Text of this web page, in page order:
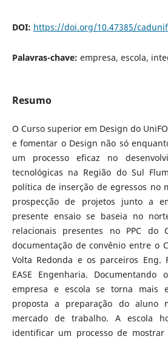
DOI: https://doi.org/10.47385/
Palavras-chave: empresa, escola,
Resumo
O Curso superior em Design do
e fomentar o Design não só
um processo eficaz no
tecnológicas na Região do Sul
política de inserção de egressos no
prospecção de projetos junto a
presente ensaio se baseia no
relacionais presentes no PPC do
documentação de convênio entre o
Volta Redonda e os parceiros Eng.
EASE Engenharia. Documentando
empresa e escola se torna mais
proposta a preparação do aluno
mercado de trabalho. A escola
identificar um processo de